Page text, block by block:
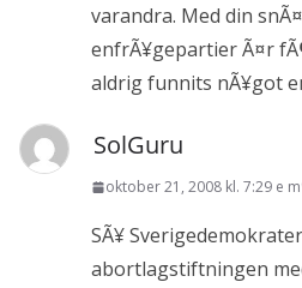
varandra. Med din
enfrÃ¥gepartier Ã¤r
aldrig funnits nÃ¥got
SolGuru
oktober 21, 2008 kl. 7:29 e m
SÃ¥
abortlagstiftningen